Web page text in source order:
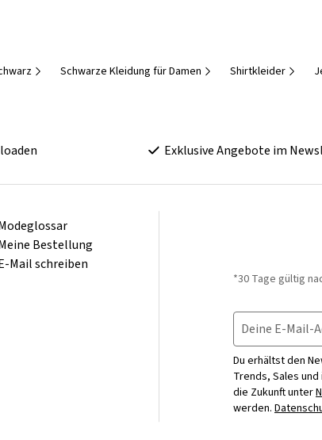
Schwarze Kleidung für Damen Shirtkleider
Exklusive Angebote im
Bestellung
Mail schreiben
*30 Tage gültig
Deine E-Mail-
Du erhältst den
Trends, Sales
die Zukunft unter
werden.